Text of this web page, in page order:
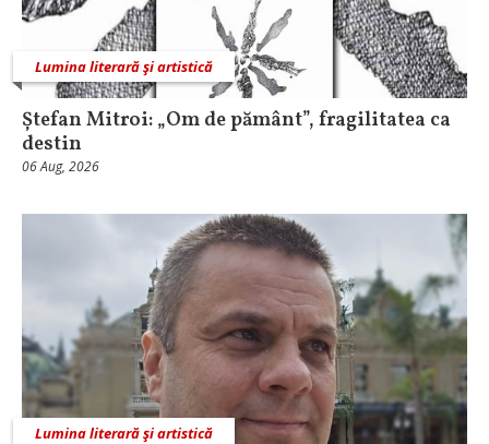
Lumina literară şi artistică
Ștefan Mitroi: „Om de pământ”, fragilitatea ca
destin
06 Aug, 2026
Lumina literară şi artistică